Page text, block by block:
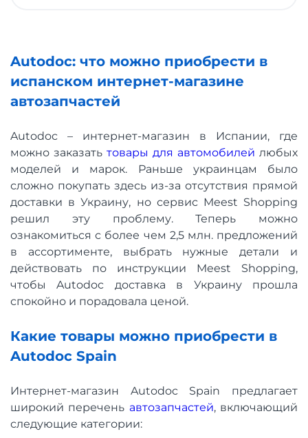
Autodoc: что можно приобрести в
испанском интернет-магазине
автозапчастей
Autodoc – интернет-магазин в Испании, где
можно заказать товары для автомобилей любых
моделей и марок. Раньше украинцам было
сложно покупать здесь из-за отсутствия прямой
доставки в Украину, но сервис Meest Shopping
решил эту проблему. Теперь можно
ознакомиться с более чем 2,5 млн. предложений
в ассортименте, выбрать нужные детали и
действовать по инструкции Meest Shopping,
чтобы Autodoc доставка в Украину прошла
спокойно и порадовала ценой.
Какие товары можно приобрести в
Autodoc Spain
Интернет-магазин Autodoc Spain предлагает
широкий перечень автозапчастей, включающий
следующие категории: